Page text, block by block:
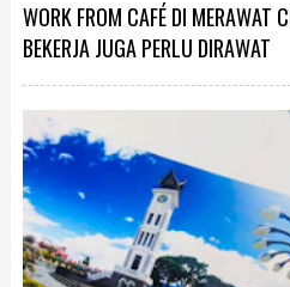
WORK FROM CAFÉ DI MERAWAT
BEKERJA JUGA PERLU DIRAWAT